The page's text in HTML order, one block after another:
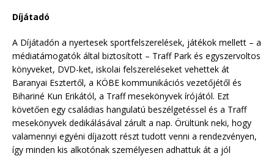
Díjátadó
A Díjátadón a nyertesek sportfelszerelések, játékok mellett – a
médiatámogatók által biztosított – Traff Park és egyszervoltos
könyveket, DVD-ket, iskolai felszereléseket vehettek át
Baranyai Esztertől, a KÖBE kommunikációs vezetőjétől és
Bihariné Kun Erikától, a Traff mesekönyvek írójától. Ezt
követően egy családias hangulatú beszélgetéssel és a Traff
mesekönyvek dedikálásával zárult a nap. Örültünk neki, hogy
valamennyi egyéni díjazott részt tudott venni a rendezvényen,
így minden kis alkotónak személyesen adhattuk át a jól